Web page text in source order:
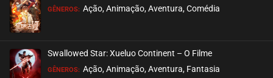
GÊNEROS: Ação, Animação, Aventura, Comédia
Swallowed Star: Xueluo Continent – O Filme
GÊNEROS: Ação, Animação, Aventura, Fantasia